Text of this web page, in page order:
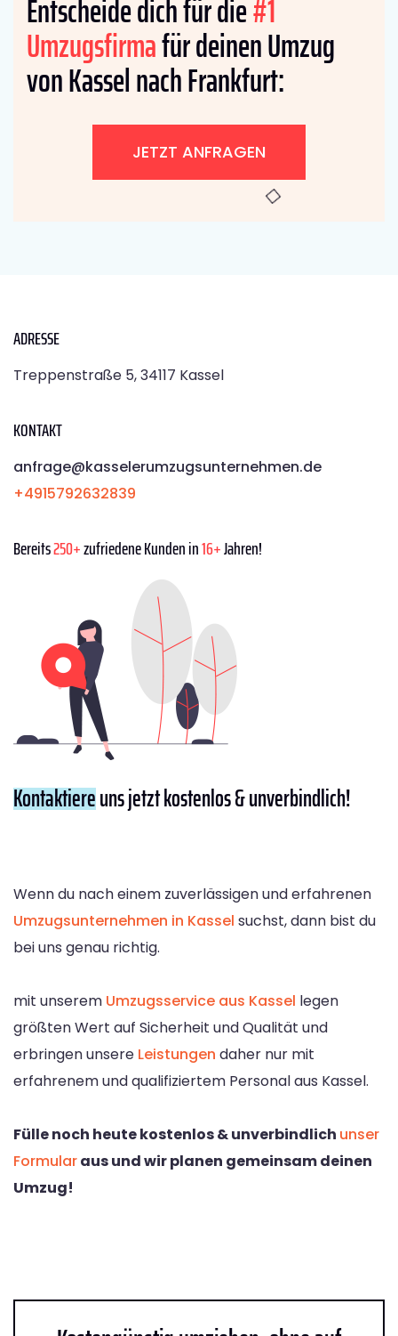
Entscheide dich für die#1
Umzugsfirmafür deinen Umzug
von Kassel nach Frankfurt:
JETZT ANFRAGEN
ADRESSE
Treppenstraße 5, 34117 Kassel
KONTAKT
anfrage@kasselerumzugsunternehmen.de
+4915792632839
Bereits250+zufriedene Kunden in16+Jahren!
Kontaktiereuns jetzt kostenlos & unverbindlich!
Wenn du nach einem zuverlässigen und erfahrenen
Umzugsunternehmen in Kassel suchst, dann bist du
bei uns genau richtig.
mit unserem Umzugsservice aus Kassel legen
größten Wert auf Sicherheit und Qualität und
erbringen unsere Leistungen daher nur mit
erfahrenem und qualifiziertem Personal aus Kassel.
Fülle noch heute kostenlos & unverbindlich unser
Formularaus und wir planen gemeinsam deinen
Umzug!